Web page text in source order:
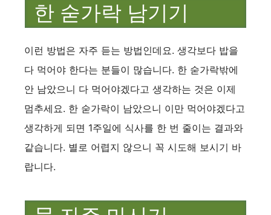
한 숟가락 남기기
이런 방법은 자주 듣는 방법인데요. 생각보다 밥을
다 먹어야 한다는 분들이 많습니다. 한 숟가락밖에
안 남았으니 다 먹어야겠다고 생각하는 것은 이제
멈추세요. 한 숟가락이 남았으니 이만 먹어야겠다고
생각하게 되면 1주일에 식사를 한 번 줄이는 결과와
같습니다. 별로 어렵지 않으니 꼭 시도해 보시기 바
랍니다.